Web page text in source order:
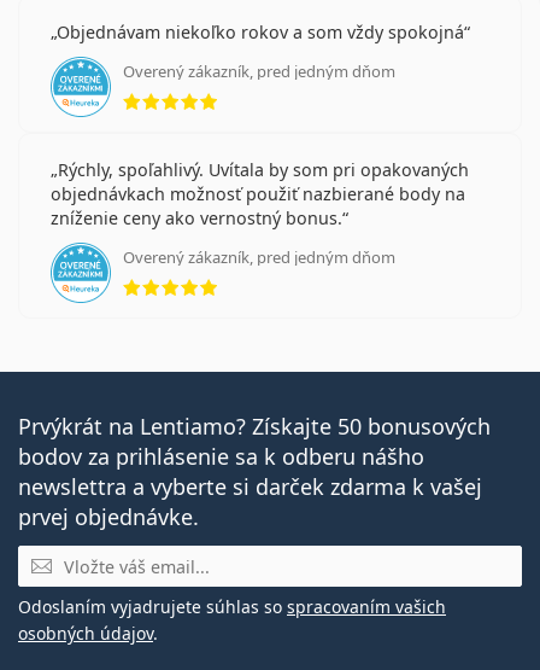
Objednávam niekoľko rokov a som vždy spokojná
Overený zákazník, pred jedným dňom
hodnotenie 5 z 5
Rýchly, spoľahlivý. Uvítala by som pri opakovaných
objednávkach možnosť použiť nazbierané body na
zníženie ceny ako vernostný bonus.
Overený zákazník, pred jedným dňom
hodnotenie 5 z 5
Prvýkrát na Lentiamo? Získajte 50 bonusových
bodov za prihlásenie sa k odberu nášho
newslettra a vyberte si darček zdarma k vašej
prvej objednávke.
E-mail
Odoslaním vyjadrujete súhlas so spracovaním vašich
osobných údajov.